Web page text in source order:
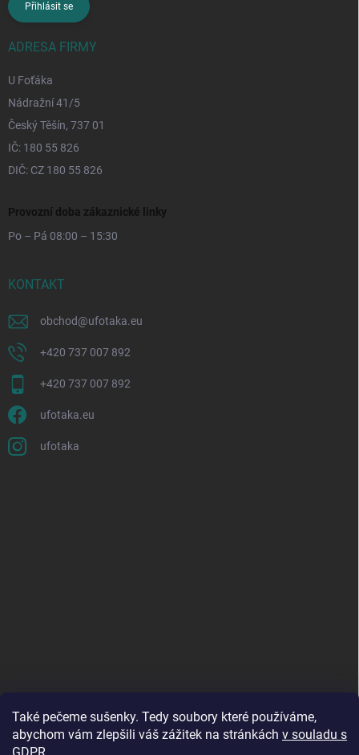
Také pečeme sušenky. Tedy soubory které používáme,
abychom vám zlepšili váš zážitek na stránkách v souladu s
Přihlásit se
ADRESA FIRMY
U Foťáka
Nádražní 41/5
Český Těšín, 737 01
IČ: 180 55 826
DIČ: CZ 180 55 826
Provozní doba zákaznické linky
Po – Pá 08:00 – 15:30
KONTAKT
obchod@ufotaka.eu
+420 737 007 892
+420 737 007 892
ufotaka.eu
ufotaka